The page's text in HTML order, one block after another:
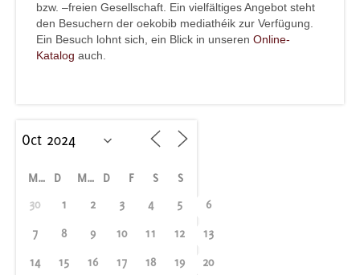
bzw. –freien Gesellschaft. Ein vielfältiges Angebot steht
den Besuchern der oekobib mediathéik zur Verfügung.
Ein Besuch lohnt sich, ein Blick in unseren Online-
Katalog auch.
M D M D F S
S
30
1 2 3 4 5 6
7 8 9 10 11 12 13
14 15 16 17 18 19 20